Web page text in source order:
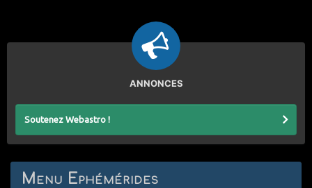
ANNONCES
Soutenez Webastro !
Menu Ephémérides